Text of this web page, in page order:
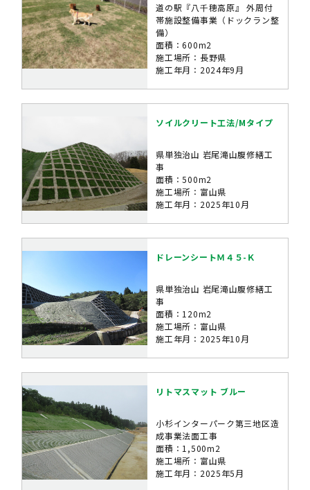
道の駅『八千穂高原』 外周付
帯施設整備事業（ドックラン整
備）
面積：600m2
施工場所：長野県
施工年月：2024年9月
ソイルクリート工法/Mタイプ
県単独治山 岩尾滝山腹修繕工
事
面積：500m2
施工場所：富山県
施工年月：2025年10月
ドレーンシートＭ４５-Ｋ
県単独治山 岩尾滝山腹修繕工
事
面積：120m2
施工場所：富山県
施工年月：2025年10月
リトマスマット ブルー
小杉インターパーク第三地区造
成事業法面工事
面積：1,500m2
施工場所：富山県
施工年月：2025年5月